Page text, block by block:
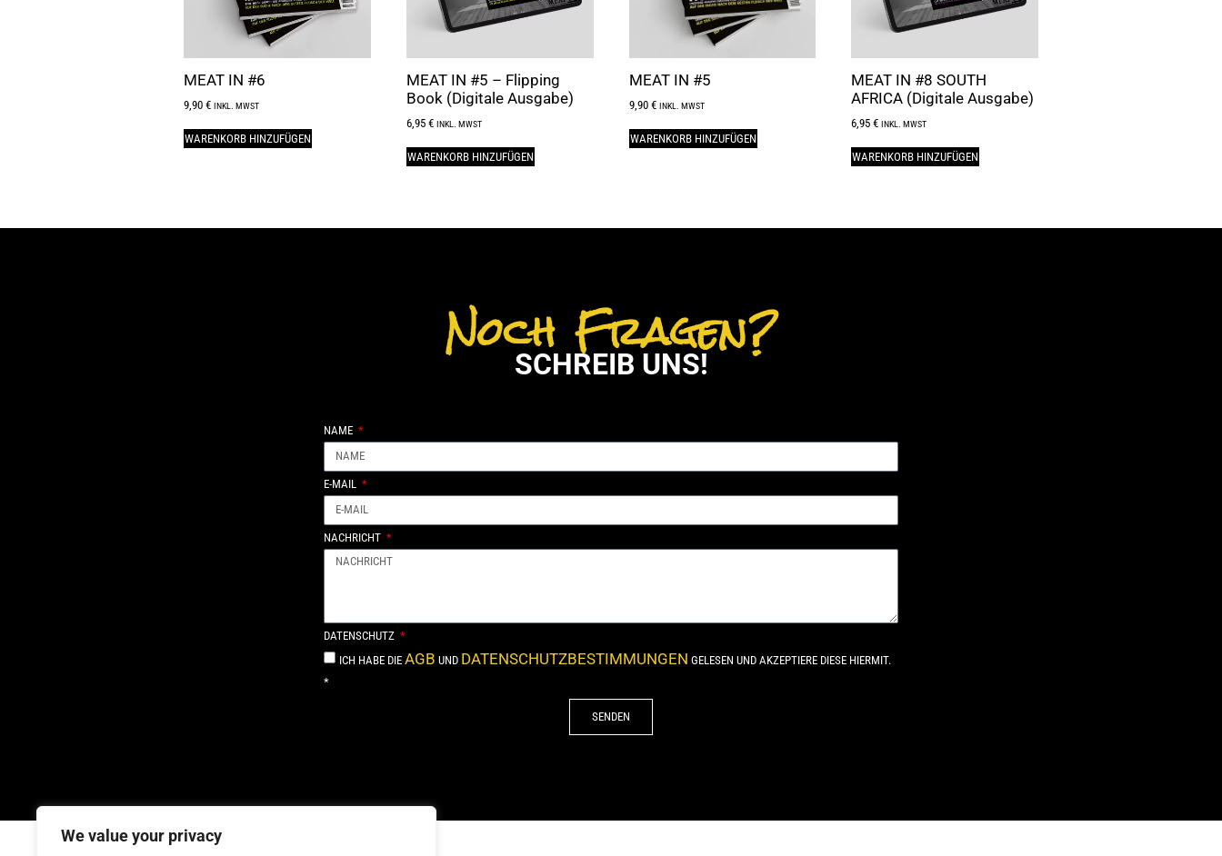
We value your privacy
MEAT IN #6
9,90 € INKL. MWST
WARENKORB HINZUFÜGEN
MEAT IN #5 – Flipping
Book (Digitale Ausgabe)
6,95 € INKL. MWST
WARENKORB HINZUFÜGEN
MEAT IN #5
9,90 € INKL. MWST
WARENKORB HINZUFÜGEN
MEAT IN #8 SOUTH
AFRICA (Digitale Ausgabe)
6,95€ INKL. MWST
WARENKORB HINZUFÜGEN
Noch Fragen?
SCHREIB UNS!
NAME
E-MAIL
NACHRICHT
DATENSCHUTZ
ICH HABE DIEAGB UND DATENSCHUTZBESTIMMUNGEN GELESEN UND AKZEPTIERE DIESE HIERMIT.
*
SENDEN